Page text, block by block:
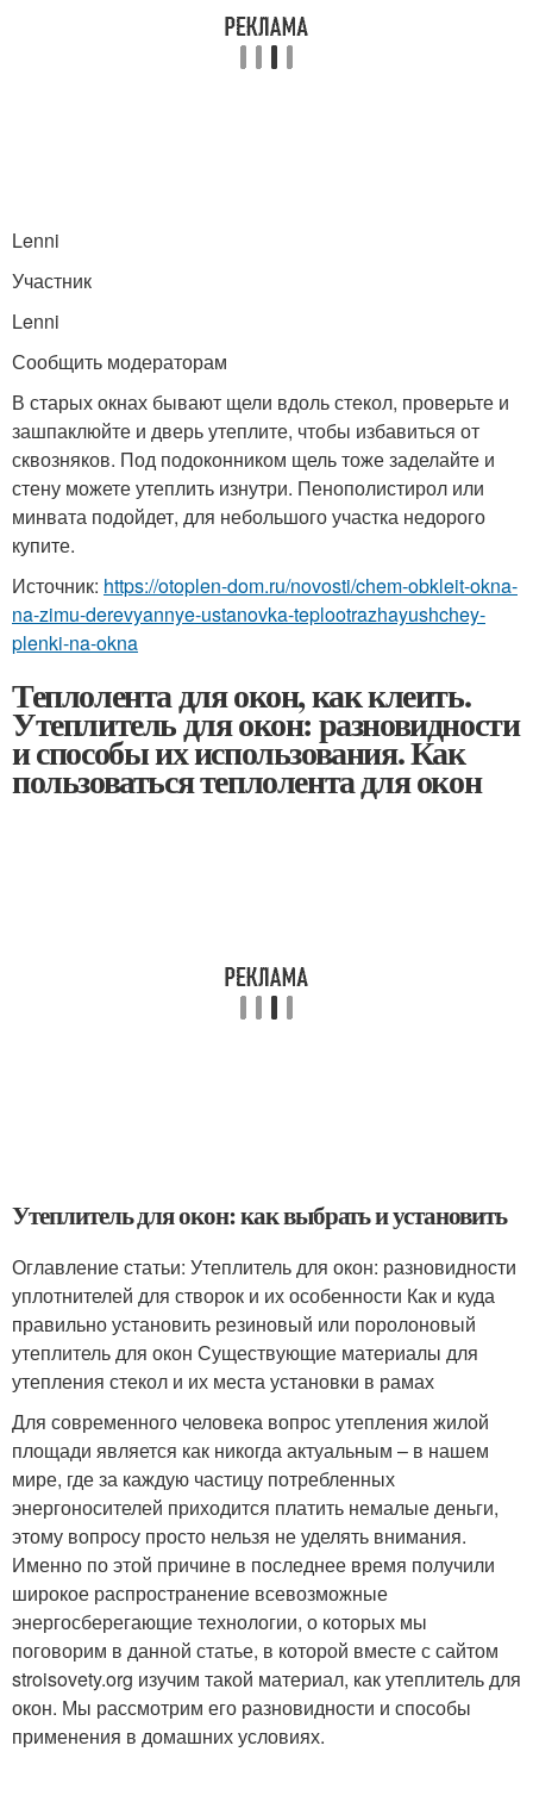
Lenni
Участник
Lenni
Сообщить модераторам
В старых окнах бывают щели вдоль стекол, проверьте и
зашпаклюйте и дверь утеплите, чтобы избавиться от
сквозняков. Под подоконником щель тоже заделайте и
стену можете утеплить изнутри. Пенополистирол или
минвата подойдет, для небольшого участка недорого
купите.
Источник: https://otoplen-dom.ru/novosti/chem-obkleit-okna-
na-zimu-derevyannye-ustanovka-teplootrazhayushchey-
plenki-na-okna
Теплолента для окон, как клеить.
Утеплитель для окон: разновидности
и способы их использования. Как
пользоваться теплолента для окон
Утеплитель для окон: как выбрать и установить
Оглавление статьи: Утеплитель для окон: разновидности
уплотнителей для створок и их особенности Как и куда
правильно установить резиновый или поролоновый
утеплитель для окон Существующие материалы для
утепления стекол и их места установки в рамах
Для современного человека вопрос утепления жилой
площади является как никогда актуальным – в нашем
мире, где за каждую частицу потребленных
энергоносителей приходится платить немалые деньги,
этому вопросу просто нельзя не уделять внимания.
Именно по этой причине в последнее время получили
широкое распространение всевозможные
энергосберегающие технологии, о которых мы
поговорим в данной статье, в которой вместе с сайтом
stroisovety.org изучим такой материал, как утеплитель для
окон. Мы рассмотрим его разновидности и способы
применения в домашних условиях.